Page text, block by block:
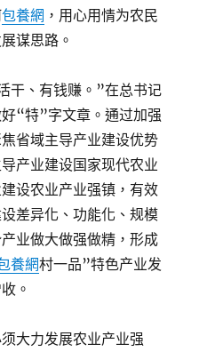
包養網 ，用心用情为农民
谋思路。
干、有钱赚。”在总书记
“特”字文章。通过加强
省域主导产业建设优势
产业建设国家现代农业
设农业产业强镇，有效
差异化、功能化、规模
业做大做强做精，形成
養網村一品”特色产业发
。
大力发展农业产业强